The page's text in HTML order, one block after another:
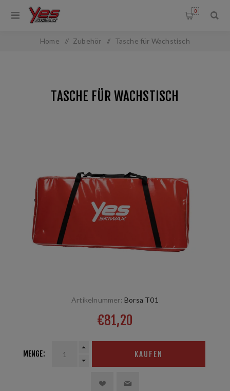
0
Home / Zubehör / Tasche für Wachstisch
TASCHE FÜR WACHSTISCH
Artikelnummer: Borsa T01
€81,20
MENGE: KAUFEN